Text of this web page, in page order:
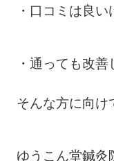
・口コミは良
・通っても改
そんな方に向け
ゆうこん堂鍼灸